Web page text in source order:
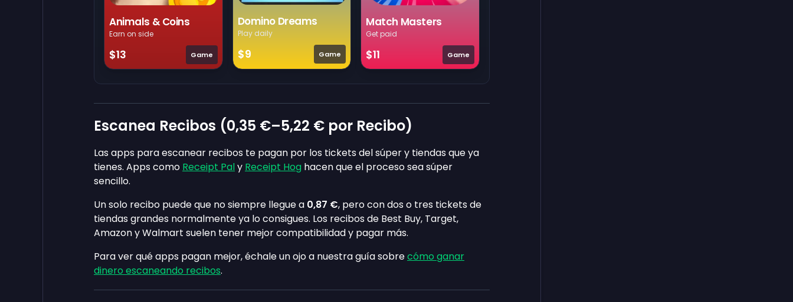
Animals & Coins
Earn on side
$13 Game
Domino Dreams
Play daily
$9 Game
Match Masters
Get paid
$11 Game
Escanea Recibos (0,35 €–5,22 € por Recibo)
Las apps para escanear recibos te pagan por los tickets del súper y tiendas que ya
tienes. Apps como Receipt Paly Receipt Hog hacen que el proceso sea súper
sencillo.
Un solo recibo puede que no siempre llegue a 0,87 €, pero con dos o tres tickets de
tiendas grandes normalmente ya lo consigues. Los recibos de Best Buy, Target,
Amazon y Walmart suelen tener mejor compatibilidad y pagar más.
Para ver qué apps pagan mejor, échale un ojo a nuestra guía sobrecómo ganar
dinero escaneando recibos.